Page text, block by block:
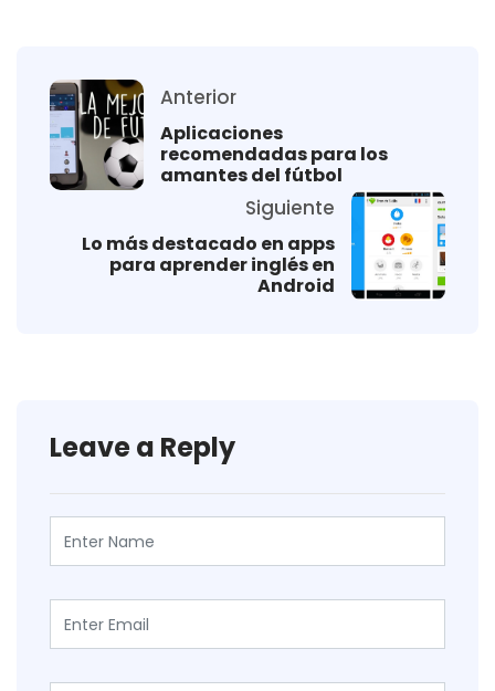
Anterior
Aplicaciones
recomendadas para los
amantes del fútbol
Siguiente
Lo más destacado en apps
para aprender inglés en
Android
Leave a Reply